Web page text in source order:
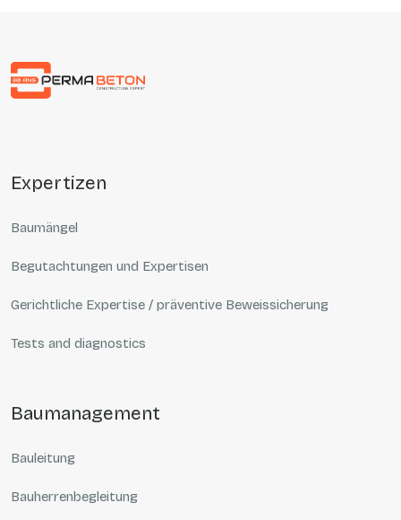
expertizen
Baumängel
Begutachtungen und Expertisen
Gerichtliche Expertise / präventive Beweissicherung
Tests and diagnostics
baumanagement
Bauleitung
Bauherrenbegleitung